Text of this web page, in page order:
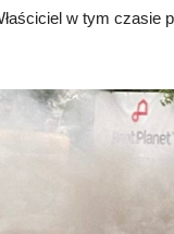
w tym czasie